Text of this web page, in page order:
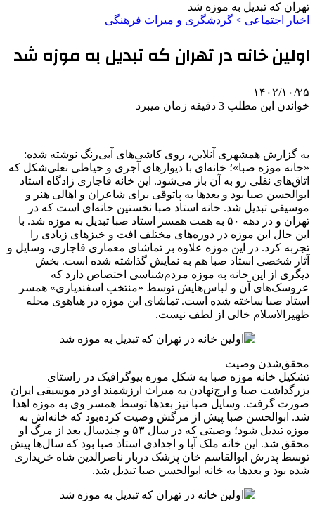
تهران که تبدیل به موزه شد
اخبار اجتماعی > گردشگری و ميراث فرهنگی
اولین خانه در تهران که تبدیل به موزه شد
۱۴۰۲/۱۰/۲۵
خواندن این مطلب 3 دقیقه زمان میبرد
به گزارش همشهری آنلاین، روی کاشی‌های آبی‌رنگ نوشته شده:
«خانه موزه صبا»؛ خانه‌ای با دیوارهای آجری و حیاطی نعلی‌شکل که
اتاق‌های نقلی رو به آن باز می‌شود. این خانه قاجاری زادگاه استاد
ابوالحسن صبا بود و بعدها به پاتوقی برای شاعران و اهالی هنر و
موسیقی تبدیل شد. خانه استاد صبا نخستین خانه‌ای است که در
تهران و در دهه ۵۰ به همت همسر استاد صبا تبدیل به موزه شد. با
این حال این موزه در دوره‌های مختلف افت و خیزهای زیادی را
تجربه کرد. در این موزه علاوه بر تماشای معماری قاجاری، وسایل و
آثار شخصی استاد صبا هم به نمایش گذاشته شده است. بخش
دیگری از این خانه به موزه مردم‌شناسی اختصاص دارد که
عروسک‌های آن و لباس‌هایش توسط «منتخب اسفندیاری» همسر
استاد صبا ساخته شده است. تماشای این موزه در هیاهوی محله
ظهیرالاسلام خالی از لطف نیست.
محقق‌شدن وصیت
تشکیل خانه موزه صبا به شکل موزه بیوگرافیک در راستای
بزرگداشت صبا و ارج‌نهادن به میراث ارزشمند او در موسیقی ایران
صورت گرفت. وسایل صبا نیز بعدها توسط همسر وی به موزه اهدا
شد. ابوالحسن صبا پیش از مرگش وصیت کرده‌بود که خانه‌اش به
موزه تبدیل شود؛ وصیتی که در سال ۵۳ و چندسال بعد از مرگ او
محقق شد. این خانه ملک آبا و اجدادی استاد صبا بود که سال‌ها پیش
توسط پدرش ابوالقاسم خان پزشک دربار ناصرالدین شاه خریداری
شده بود و بعدها به خانه ابوالحسن صبا تبدیل شد.